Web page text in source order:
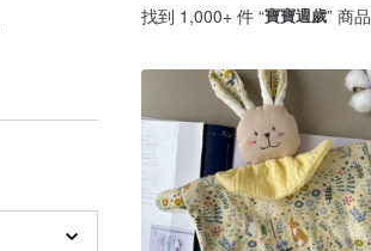
找到 1,000+ 件 “寶寶週歲” 商品